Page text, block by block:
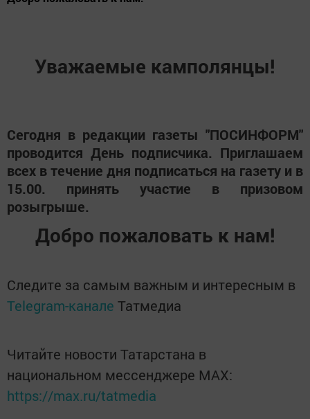
Уважаемые камполянцы!
Сегодня в редакции газеты "ПОСИНФОРМ"
проводится День подписчика. Приглашаем
всех в течение дня подписаться на газету и в
15.00. принять участие в призовом
розыгрыше.
Добро пожаловать к нам!
Следите за самым важным и интересным в
Telegram-канале Татмедиа
Читайте новости Татарстана в
национальном мессенджере MАХ:
https://max.ru/tatmedia